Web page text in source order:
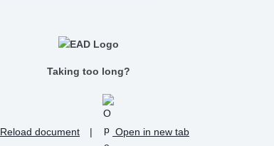
Taking too long?
Reload document | Open in new tab